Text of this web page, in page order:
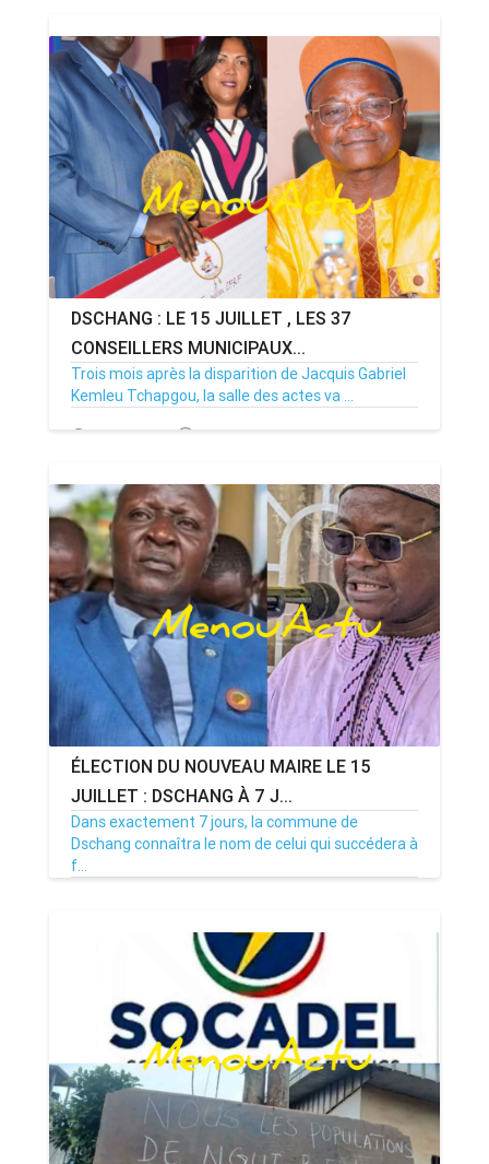
DSCHANG : LE 15 JUILLET , LES 37
CONSEILLERS MUNICIPAUX...
Trois mois après la disparition de Jacquis Gabriel
Kemleu Tchapgou, la salle des actes va ...
13/07/26 Par MenouActu 0
ÉLECTION DU NOUVEAU MAIRE LE 15
JUILLET : DSCHANG À 7 J...
Dans exactement 7 jours, la commune de
Dschang connaîtra le nom de celui qui succédera à
f...